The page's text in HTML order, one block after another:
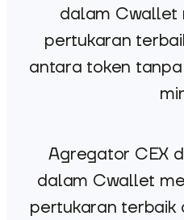
dalam Cwallet
pertukaran
antara token
Agregator CEX
dalam Cwallet
pertukaran terbaik